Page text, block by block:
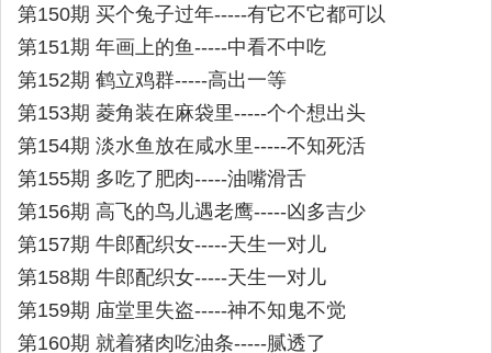
第150期 买个兔子过年-----有它不它都可以
第151期 年画上的鱼-----中看不中吃
第152期 鹤立鸡群-----高出一等
第153期 菱角装在麻袋里-----个个想出头
第154期 淡水鱼放在咸水里-----不知死活
第155期 多吃了肥肉-----油嘴滑舌
第156期 高飞的鸟儿遇老鹰-----凶多吉少
第157期 牛郎配织女-----天生一对儿
第158期 牛郎配织女-----天生一对儿
第159期 庙堂里失盗-----神不知鬼不觉
第160期 就着猪肉吃油条-----腻透了